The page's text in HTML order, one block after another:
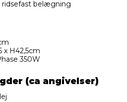
ridsefast belægning
x H42,5cm
350W
(ca angivelser)